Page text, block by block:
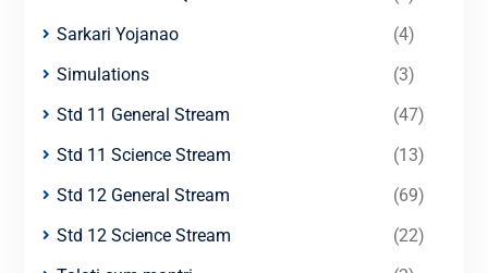
Sarkari Yojanao
(4)
Simulations
(3)
Std 11 General Stream
(47)
Std 11 Science Stream
(13)
Std 12 General Stream
(69)
Std 12 Science Stream
(22)